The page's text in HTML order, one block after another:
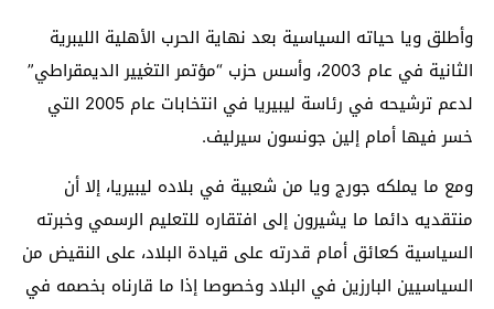
وأطلق ويا حياته السياسية بعد نهاية الحرب الأهلية الليبرية
الثانية في عام 2003، وأسس حزب “مؤتمر التغيير الديمقراطي”
لدعم ترشيحه في رئاسة ليبيريا في انتخابات عام 2005 التي
خسر فيها أمام إلين جونسون سيرليف.
ومع ما يملكه جورج ويا من شعبية في بلاده ليبيريا، إلا أن
منتقديه دائما ما يشيرون إلى افتقاره للتعليم الرسمي وخبرته
السياسية كعائق أمام قدرته على قيادة البلاد، على النقيض من
السياسيين البارزين في البلاد وخصوصا إذا ما قارناه بخصمه في